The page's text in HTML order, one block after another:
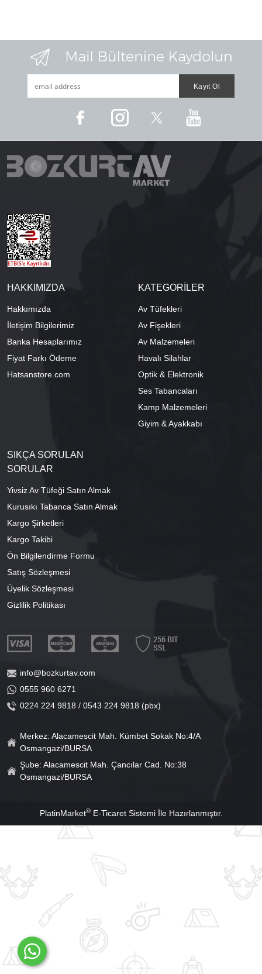
HAKKIMIZDA
Hakkımızda
İletişim Bilgilerimiz
Banka Hesaplarımız
Fiyat Farkı Ödeme
Hatsanstore.com
KATEGORİLER
Av Tüfekleri
Av Fişekleri
Av Malzemeleri
Havalı Silahlar
Optik & Elektronik
Ses Tabancaları
Kamp Malzemeleri
Giyim & Ayakkabı
SIKÇA SORULAN
SORULAR
Yivsiz Av Tüfeği Satın Almak
Kurusıkı Tabanca Satın Almak
Kargo Şirketleri
Kargo Takibi
Ön Bilgilendirme Formu
Satış Sözleşmesi
Üyelik Sözleşmesi
Gizlilik Politikası
info@bozkurtav.com
0555 960 6271
0224 224 9818 / 0543 224 9818 (pbx)
Merkez: Alacamescit Mah. Kümbet Sokak No:4/A
Osmangazi/BURSA
Şube: Alacamescit Mah. Çancılar Cad. No:38
Osmangazi/BURSA
PlatinMarket®E-Ticaret Sistemiİle Hazırlanmıştır.